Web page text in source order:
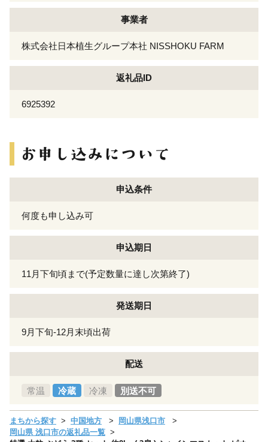
事業者
株式会社日本植生グループ本社 NISSHOKU FARM
返礼品ID
6925392
申込条件
何度も申し込み可
申込期日
11月下旬頃まで(予定数量に達し次第終了)
発送期日
9月下旬-12月末頃出荷
配送
常温 冷蔵 冷凍 別送不可
まちから探す 中国地方
岡山県浅口市
岡山県 浅口市の返礼品一覧